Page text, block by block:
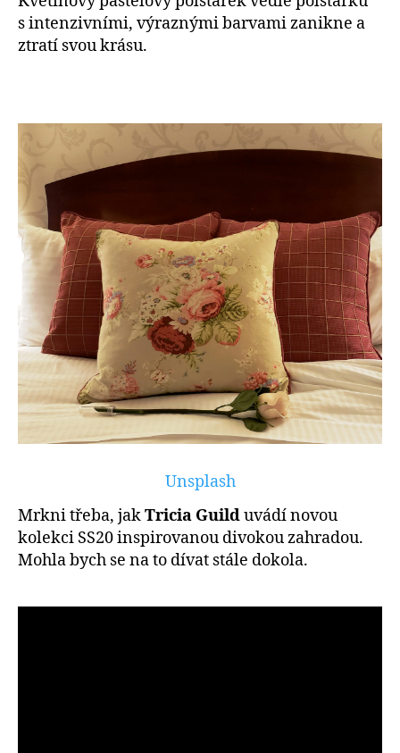
s intenzivními, výraznými barvami zanikne a
ztratí svou krásu.
Unsplash
Mrkni třeba, jakTricia Guilduvádí novou
kolekci SS20 inspirovanou divokou zahradou.
Mohla bych se na to dívat stále dokola.